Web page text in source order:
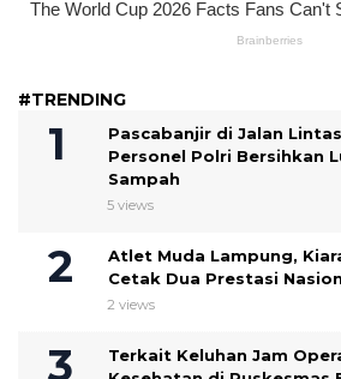
#TRENDING
Pascabanjir di Jalan
Personel Polri Bersihkan
Sampah
5 views
Atlet Muda Lampung,
Cetak Dua Prestasi
2 views
Terkait Keluhan Jam